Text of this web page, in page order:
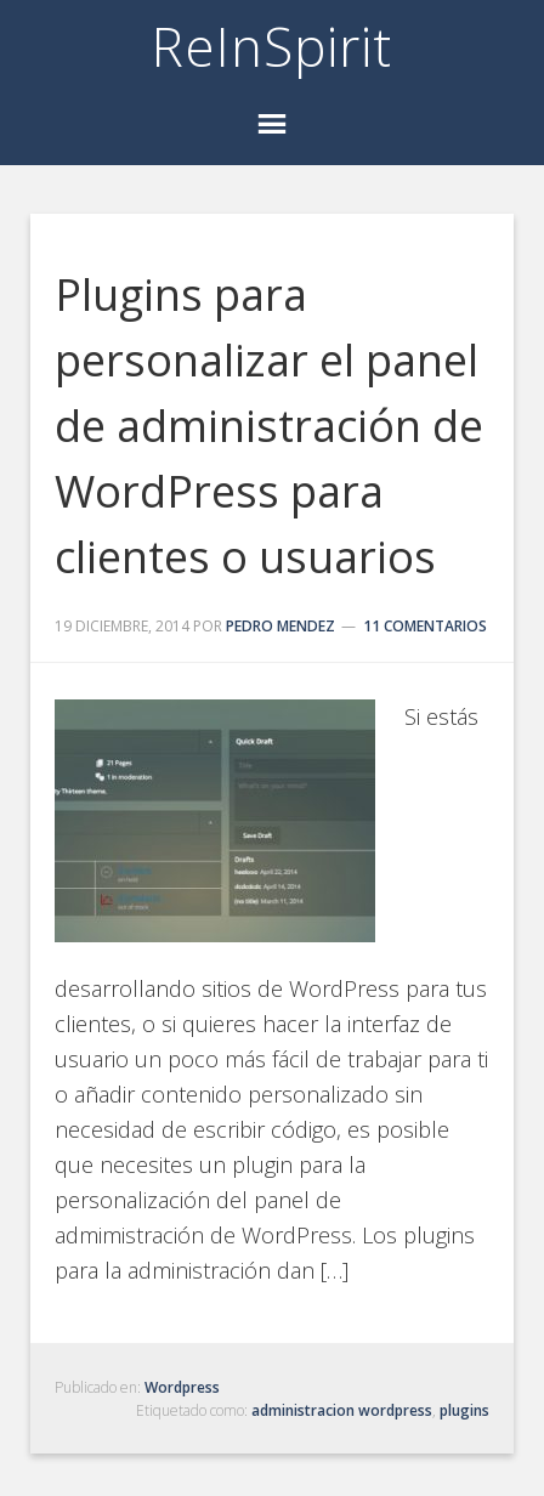
ReInSpirit
Plugins para
personalizar el panel
de administración de
WordPress para
clientes o usuarios
19 DICIEMBRE, 2014 PORPEDRO MENDEZ 11 COMENTARIOS
Si estás
desarrollando sitios de WordPress para tus
clientes, o si quieres hacer la interfaz de
usuario un poco más fácil de trabajar para ti
o añadir contenido personalizado sin
necesidad de escribir código, es posible
que necesites un plugin para la
personalización del panel de
admimistración de WordPress. Los plugins
para la administración dan […]
Publicado en:Wordpress
Etiquetado como: administracion wordpress, plugins